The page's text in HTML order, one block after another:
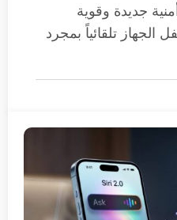
جديدة وقوية
الجهاز تلقائياً بمجرد